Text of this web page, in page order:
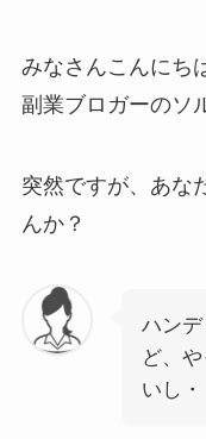
みなさんこんにち
副業ブロガーのソ
突然ですが、あな
んか？
ハン
ど、
いし・